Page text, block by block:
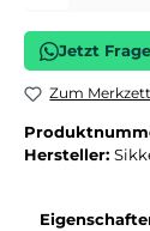
Jetzt
Zum
Hersteller: